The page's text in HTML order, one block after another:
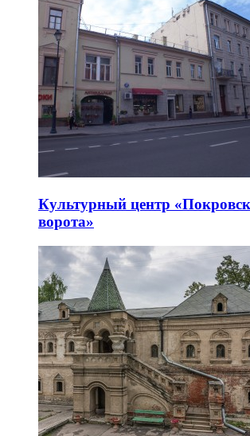
Культурный центр
ворота»